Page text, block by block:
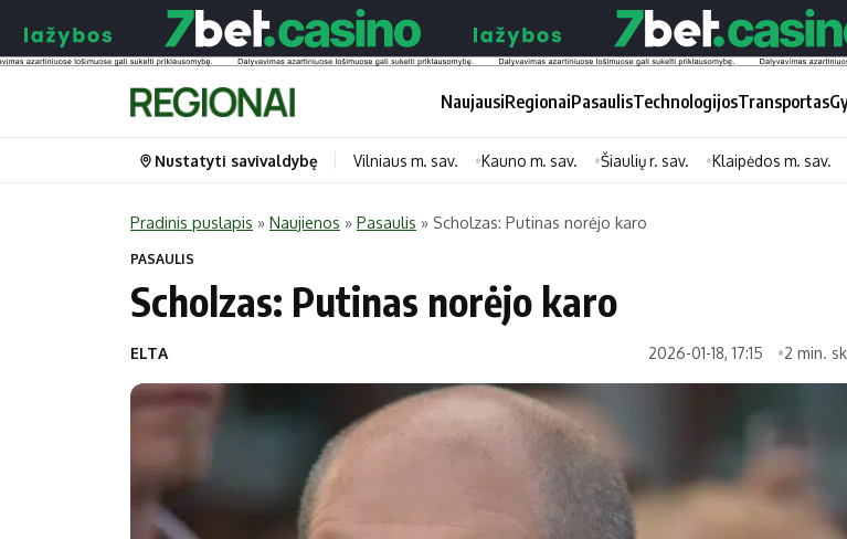
NaujausiRegionaiPasaulisTechnologijosTransportas
Portalas
Pradinis puslapis
Regionai
Pasaulis
Politika
Transportas
Laisvalaikis
Alytaus miesto
Nustatyti savivaldybę Vilniaus m. sav. Kauno m. sav. Šiaulių r. sav. Klaipėdos m. sav.
Pradinis puslapis » Naujienos » Pasaulis » Scholzas: Putinas norėjo karo
PASAULIS
Scholzas: Putinas norėjo karo
ELTA 2026-01-18, 17:15 2 min.